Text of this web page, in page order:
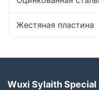
Жестяная пластина
Wuxi Sylaith Special